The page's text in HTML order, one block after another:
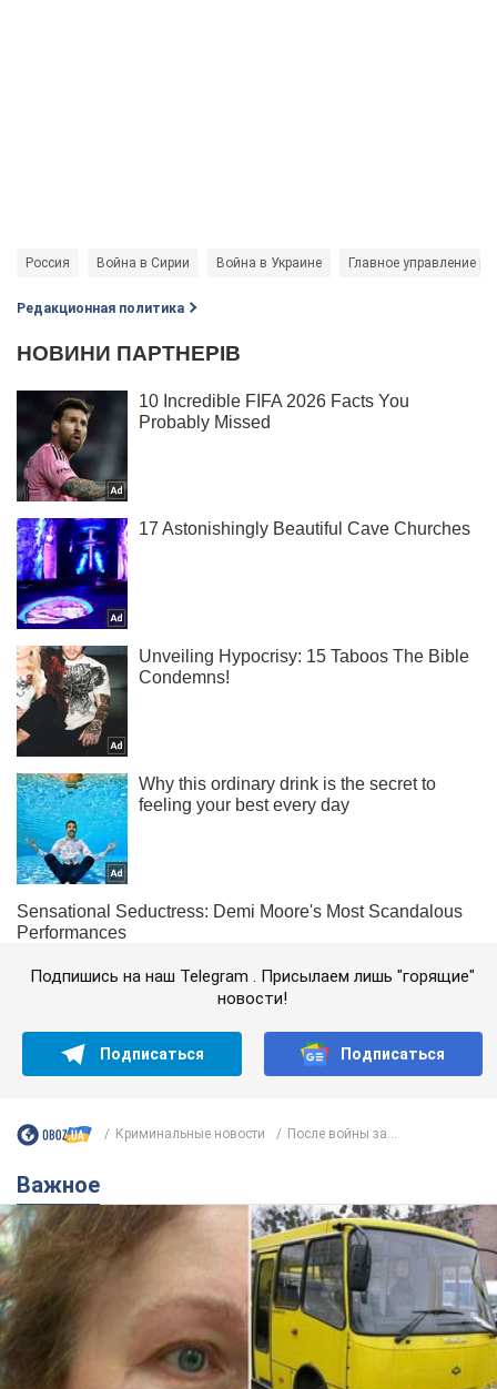
Россия Война в Сирии Война в Украине Главное управление
Редакционная политика
Подпишись на наш Telegram . Присылаем лишь "горящие"
новости!
Подписаться Подписаться
Криминальные новости После войны за...
Важное